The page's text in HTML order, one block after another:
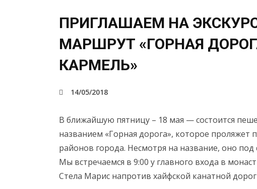
ПРИГЛАШАЕМ НА
МАРШРУТ «ГОРНАЯ
КАРМЕЛЬ»
14/05/2018
В ближайшую пятницу – 18 мая — состоится
названием «Горная дорога», которое
районов города. Несмотря на название, оно
Мы встречаемся в 9:00 у главного входа в
Стела Марис напротив хайфской канатной